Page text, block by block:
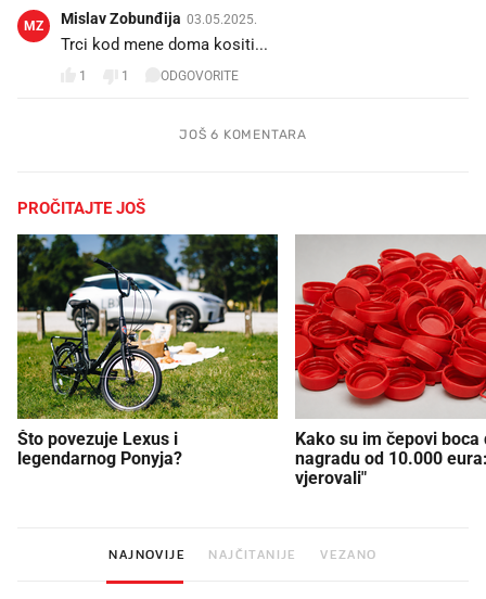
MZ Mislav Zobunđija 03.05.2025.
Trci kod mene doma kositi...
1 1 ODGOVORITE
JOŠ 6 KOMENTARA
PROČITAJTE JOŠ
Što povezuje Lexus i
legendarnog Ponyja?
Kako su im čepovi boca
nagradu od 10.000
vjerovali"
NAJNOVIJE NAJČITANIJE VEZANO